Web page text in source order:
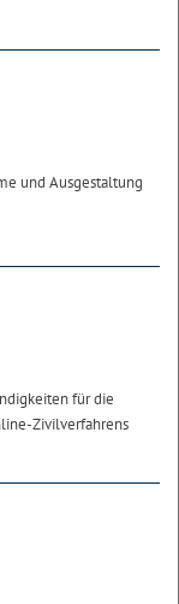
und Ausgestaltung
für die
Zivilverfahrens